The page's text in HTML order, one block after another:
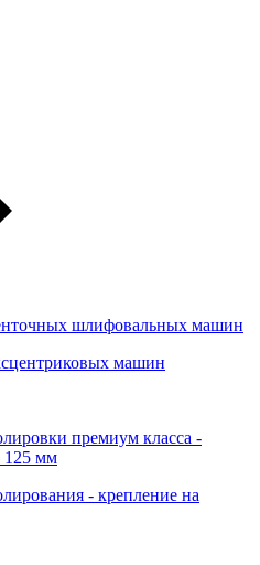
шлифовальных машин
машин
премиум класса -
125 мм
- крепление на